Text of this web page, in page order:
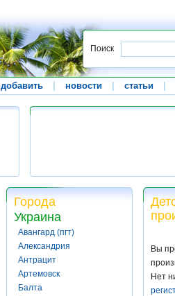
Поиск
добавить новости статьи
Города
Украина
Авангард (пгт)
Александрия
Антрацит
Артемовск
Балта
Вы
Нет